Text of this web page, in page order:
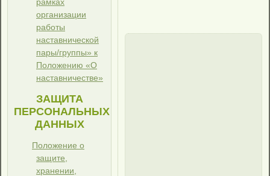
организации
работы
наставнической
пары/группы» к
Положению «О
наставничестве»
ЗАЩИТА
ПЕРСОНАЛЬНЫХ
ДАННЫХ
Положение о
защите,
хранении,